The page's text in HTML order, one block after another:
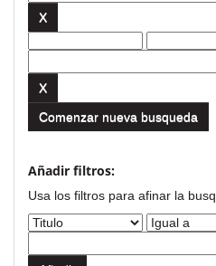
Comenzar nueva busqueda
Añadir filtros:
Usa los filtros para afinar la